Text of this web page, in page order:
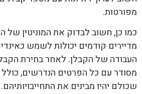
מפורטות.
כמו כן, חשוב לבדוק את המוניטין של
מדיירים קודמים יכולות לשמש
העבודה של הקבלן. לאחר בחירת
מסודר עם כל הפרטים הנדרשים, כולל
שכולם יהיו מבינים את התחייבויותיהם.